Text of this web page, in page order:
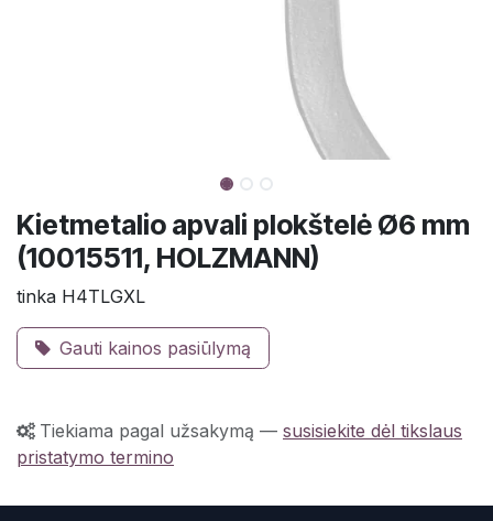
Kietmetalio apvali plokštelė Ø6 mm
(10015511, HOLZMANN)
tinka H4TLGXL
Gauti kainos pasiūlymą
Tiekiama pagal užsakymą — susisiekite dėl tikslaus
pristatymo termino